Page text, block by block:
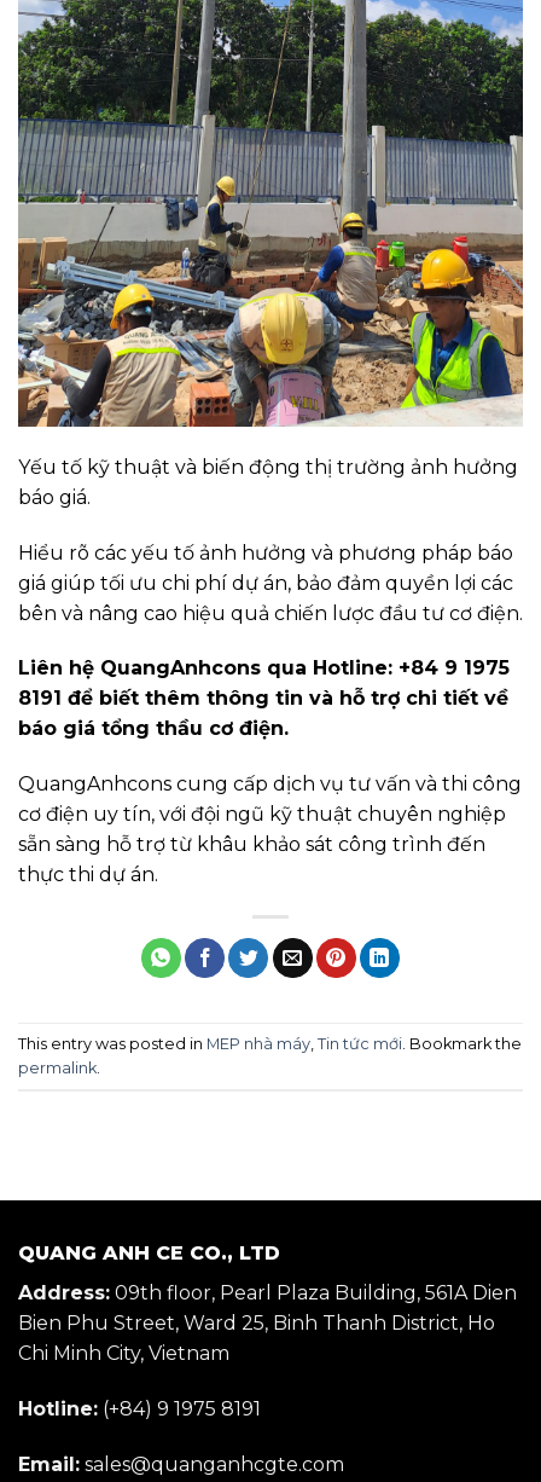
Yếu tố kỹ thuật và biến động thị trường ảnh hưởng
báo giá.
Hiểu rõ các yếu tố ảnh hưởng và phương pháp báo
giá giúp tối ưu chi phí dự án, bảo đảm quyền lợi các
bên và nâng cao hiệu quả chiến lược đầu tư cơ điện.
Liên hệ QuangAnhcons qua Hotline: +84 9 1975
8191 để biết thêm thông tin và hỗ trợ chi tiết về
báo giá tổng thầu cơ điện.
QuangAnhcons cung cấp dịch vụ tư vấn và thi công
cơ điện uy tín, với đội ngũ kỹ thuật chuyên nghiệp
sẵn sàng hỗ trợ từ khâu khảo sát công trình đến
thực thi dự án.
This entry was posted in MEP nhà máy Tin tức mới . Bookmark the
permalink
QUANG ANH CE CO., LTD
Address: 09th floor, Pearl Plaza Building, 561A Dien
Bien Phu Street, Ward 25, Binh Thanh District, Ho
Chi Minh City, Vietnam
Hotline: (+84) 9 1975 8191
Email: sales@quanganhcgte.com